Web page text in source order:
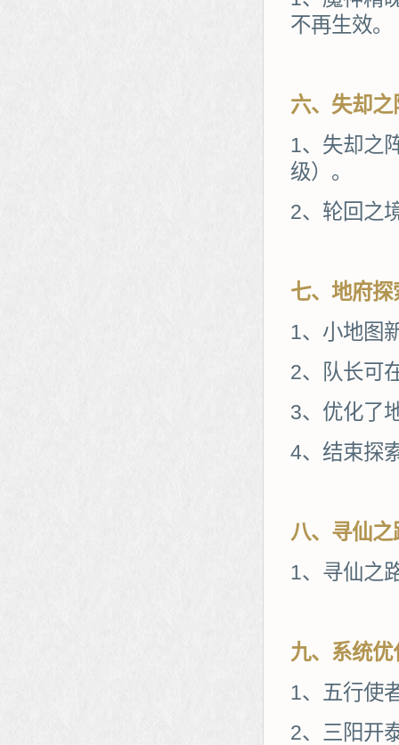
不再生效。
六、失却之
1、失却之
级）。
2、轮回之
七、地府探
1、小地图
2、队长可
3、优化了
4、结束探
八、寻仙之
1、寻仙之
九、系统优
1、五行使
2、三阳开